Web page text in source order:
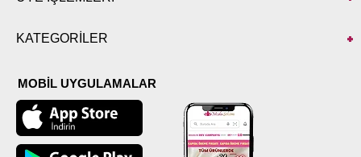
KATEGORİLER
MOBİL UYGULAMALAR